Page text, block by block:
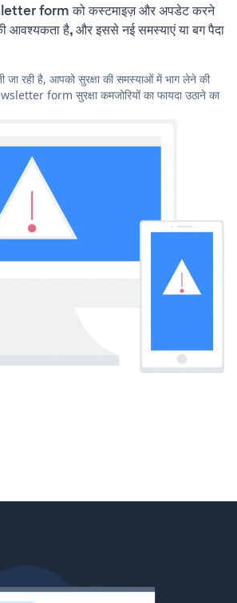
form को कस्टमाइज़ और अपडेट करने
आवश्यकता है, और इससे नई समस्याएं या बग पैदा
रही है, आपको सुरक्षा की समस्याओं में भाग लेने की
form सुरक्षा कमजोरियों का फायदा उठाने का